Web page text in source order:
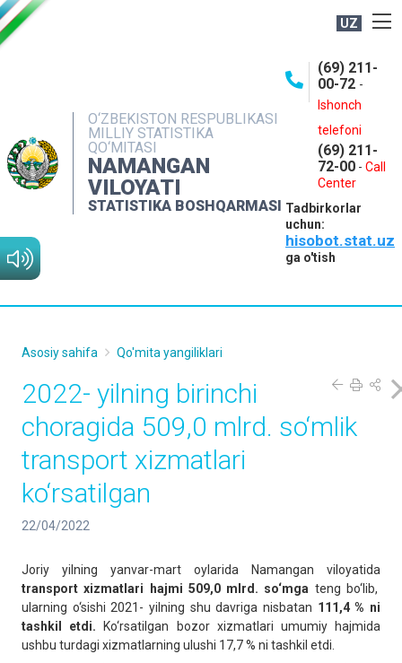
UZ
O‘ZBEKISTON RESPUBLIKASI
MILLIY STATISTIKA
QO‘MITASI
NAMANGAN
VILOYATI
STATISTIKA BOSHQARMASI
(69) 211-
00-72 -
Ishonch
telefoni
(69) 211-
72-00 - Call
Center
Tadbirkorlar
uchun:
hisobot.stat.uz
ga o'tish
NASHRLAR
INTERAKTIV XIZMATLAR
MATBUOT XIZMATI
MUROJAATLAR
Asosiy sahifa Qo'mita yangiliklari
2022- yilning birinchi
choragida 509,0 mlrd. so‘mlik
transport xizmatlari
ko‘rsatilgan
22/04/2022
Joriy yilning yanvar-mart oylarida Namangan viloyatida
transport xizmatlari hajmi 509,0 mlrd. so‘mga teng bo‘lib,
ularning o‘sishi 2021- yilning shu davriga nisbatan 111,4 % ni
tashkil etdi. Ko‘rsatilgan bozor xizmatlari umumiy hajmida
ushbu turdagi xizmatlarning ulushi 17,7 % ni tashkil etdi.